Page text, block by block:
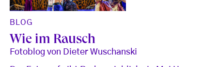
BLOG
Wie im Rausch
Fotoblog von Dieter Wuschanski